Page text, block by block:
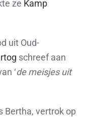
ze Kamp
uit Oud-
schreef aan
‘de meisjes uit
Bertha, vertrok op